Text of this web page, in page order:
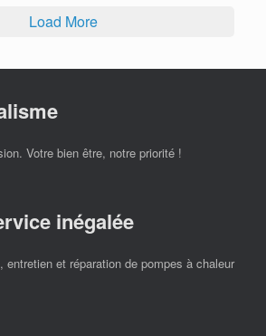
Load More
Votre bien être, notre priorité !
inégalée
entretien et réparation de pompes à chaleur